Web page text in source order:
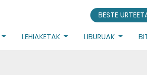
BESTE
LEHIAKETAK LIBURUAK